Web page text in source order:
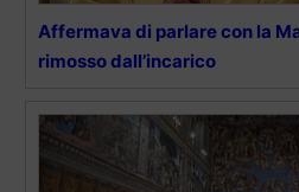
Affermava di parlare con la
rimosso dall’incarico